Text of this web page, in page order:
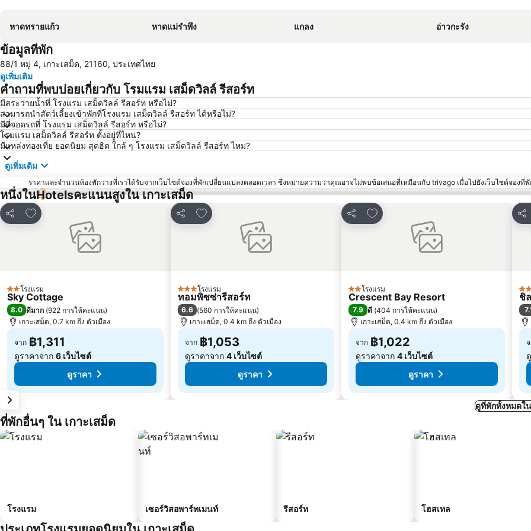
หาดทรายแก้ว หาดแม่รำพึง แกลง อ่าวกะรัง
ข้อมูลที่พัก
88/1 หมู่ 4, เกาะเสม็ด, 21160, ประเทศไทย
ดูเพิ่มเติม
คำถามที่พบบ่อยเกี่ยวกับ โรมแรม เสม็ดวิลล์ รีสอร์ท
มีสระว่ายน้ำที่ โรงแรม เสม็ดวิลล์ รีสอร์ท หรือไม่?
สามารถนำสัตว์เลี้ยงเข้าพักที่โรงแรม เสม็ดวิลล์ รีสอร์ท ได้หรือไม่?
มีที่จอดรถที่ โรงแรม เสม็ดวิลล์ รีสอร์ท หรือไม่?
โรมแรม เสม็ดวิลล์ รีสอร์ท ตั้งอยู่ที่ไหน?
มีแหล่งท่องเที่ย ยอดนิยม สุดฮิต ใกล้ ๆ โรงแรม เสม็ดวิลล์ รีสอร์ท ไหม?
ดูเพิ่มเติม
ราคาและจำนวนห้องพักว่างที่เราได้รับจากเว็บไซต์จองที่พักเปลี่ยนแปลงตลอดเวลา ซึ่งหมายความว่าคุณอาจไม่พบข้อเสนอที่เหมือนกับ trivago เมื่อไปยังเว็บไซต์จองที่
หนึ่งในHotelsคะแนนสูงใน เกาะเสม็ด
แชร์
เพิ่มในรายการโปรด
2 ดาวโรงแรม
Sky Cottage
8.0 ดีมาก (922 การให้คะแนน)
เกาะเสม็ด, 0.7 km ถึง ตัวเมือง
จาก ฿1,311
ดูราคาจาก 6 เว็บไซต์
ดูราคา
แชร์
เพิ่มในรายการโปรด
3 ดาวโรงแรม
ทอมพิซซ่ารีสอร์ท
6.6 (560 การให้คะแนน)
เกาะเสม็ด, 0.4 km ถึง ตัวเมือง
จาก ฿1,053
ดูราคาจาก 4 เว็บไซต์
ดูราคา
แชร์
เพิ่มในรายการโปรด
2 ดาวโรงแรม
Crescent Bay Resort
7.9 ดี (404 การให้คะแนน)
เกาะเสม็ด, 0.4 km ถึง ตัวเมือง
จาก ฿1,022
ดูราคาจาก 4 เว็บไซต์
ดูราคา
แชร์
3
ชิ
ดูที่พักทั้งหมดใน
ที่พักอื่นๆ ใน เกาะเสม็ด
โรงแรม เซอร์วิสอพาร์ทเมนท์ รีสอร์ท โฮสเทล